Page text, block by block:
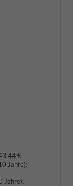
€
Jahre):
Jahre):